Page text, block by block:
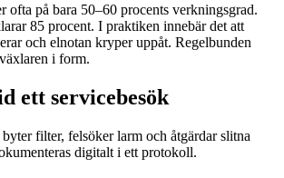
ofta på bara 50–60 procents verkningsgrad.
85 procent. I praktiken innebär det att
och elnotan kryper uppåt. Regelbunden
i form.
ett servicebesök
filter, felsöker larm och åtgärdar slitna
digitalt i ett protokoll.